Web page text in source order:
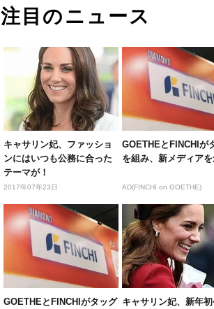
注目のニュース
キャサリン妃、ファッショ
ンにはいつも公務に合った
テーマが！
2017年07年23日
GOETHEとFINCHIが
を組み、新メディア
AD(FINCHI on GOETHE)
GOETHEとFINCHIがタッグ キャサリン妃、新年